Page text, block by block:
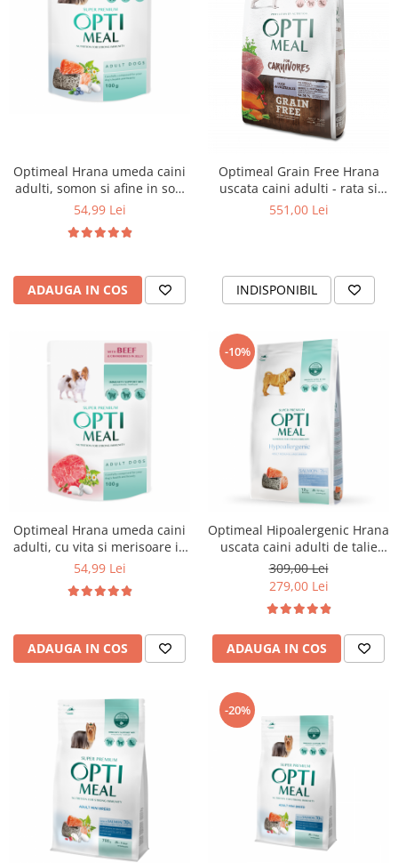
Optimeal Hrana umeda caini
adulti, somon si afine in sos,
12x0,1kg
54,99 Lei
ADAUGA IN COS
Optimeal Grain Free Hrana
uscata caini adulti - rata si
legume, 20 kg
551,00 Lei
INDISPONIBIL
Optimeal Hrana umeda caini
adulti, cu vita si merisoare in
jeleu, 12x0,1 kg
54,99 Lei
ADAUGA IN COS
-10%
Optimeal Hipoalergenic Hrana
uscata caini adulti de talie
medie si mare - cu somon,
12kg
309,00 Lei
279,00 Lei
ADAUGA IN COS
-20%